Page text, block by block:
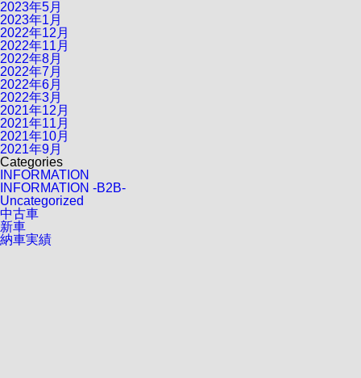
2023年5月
2023年1月
2022年12月
2022年11月
2022年8月
2022年7月
2022年6月
2022年3月
2021年12月
2021年11月
2021年10月
2021年9月
Categories
INFORMATION
INFORMATION -B2B-
Uncategorized
中古車
新車
納車実績